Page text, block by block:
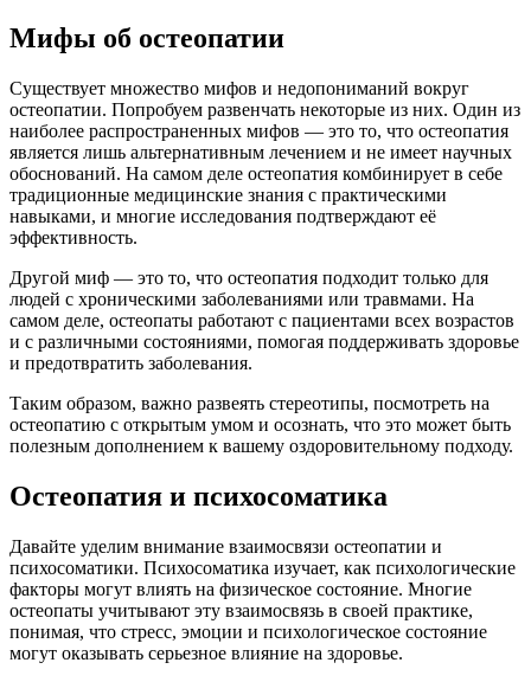
Мифы об остеопатии
Существует множество мифов и недопониманий вокруг
остеопатии. Попробуем развенчать некоторые из них. Один из
наиболее распространенных мифов — это то, что остеопатия
является лишь альтернативным лечением и не имеет научных
обоснований. На самом деле остеопатия комбинирует в себе
традиционные медицинские знания с практическими
навыками, и многие исследования подтверждают её
эффективность.
Другой миф — это то, что остеопатия подходит только для
людей с хроническими заболеваниями или травмами. На
самом деле, остеопаты работают с пациентами всех возрастов
и с различными состояниями, помогая поддерживать здоровье
и предотвратить заболевания.
Таким образом, важно развеять стереотипы, посмотреть на
остеопатию с открытым умом и осознать, что это может быть
полезным дополнением к вашему оздоровительному подходу.
Остеопатия и психосоматика
Давайте уделим внимание взаимосвязи остеопатии и
психосоматики. Психосоматика изучает, как психологические
факторы могут влиять на физическое состояние. Многие
остеопаты учитывают эту взаимосвязь в своей практике,
понимая, что стресс, эмоции и психологическое состояние
могут оказывать серьезное влияние на здоровье.